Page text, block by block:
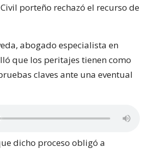
porteño rechazó el recurso de
abogado especialista en
que los peritajes tienen como
claves ante una eventual
dicho proceso obligó a